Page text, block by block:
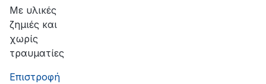
της
βλάβης
Με υλικές
ζημιές και
χωρίς
τραυματίες
Επιστροφή